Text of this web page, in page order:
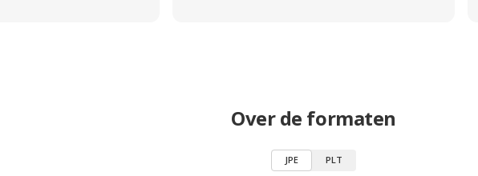
Over de formaten
JPE PLT